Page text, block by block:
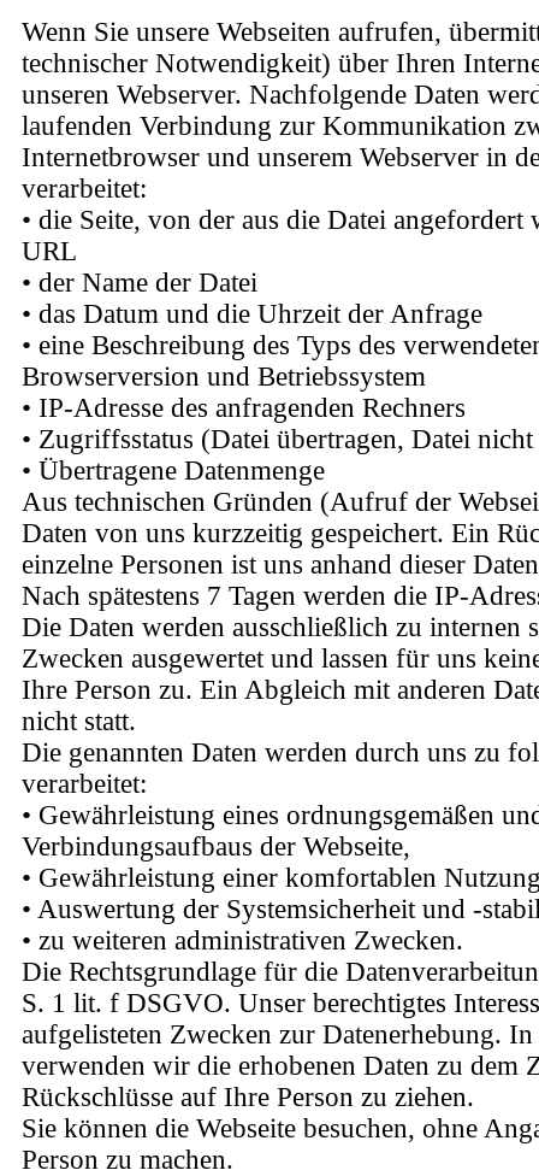
Wenn Sie unsere Webseiten aufrufen,
technischer Notwendigkeit) über Ihren
unseren Webserver. Nachfolgende Daten
laufenden Verbindung zur Kommunikation
Internetbrowser und unserem Webserver in
verarbeitet:
• die Seite, von der aus die Datei angefordert
URL
• der Name der Datei
• das Datum und die Uhrzeit der Anfrage
• eine Beschreibung des Typs des
Browserversion und Betriebssystem
• IP-Adresse des anfragenden Rechners
• Zugriffsstatus (Datei übertragen, Datei
• Übertragene Datenmenge
Aus technischen Gründen (Aufruf der
Daten von uns kurzzeitig gespeichert. Ein
einzelne Personen ist uns anhand dieser
Nach spätestens 7 Tagen werden die IP-
Die Daten werden ausschließlich zu internen
Zwecken ausgewertet und lassen für uns
Ihre Person zu. Ein Abgleich mit anderen
nicht statt.
Die genannten Daten werden durch uns zu
verarbeitet:
• Gewährleistung eines ordnungsgemäßen
Verbindungsaufbaus der Webseite,
• Gewährleistung einer komfortablen
• Auswertung der Systemsicherheit und -
• zu weiteren administrativen Zwecken.
Die Rechtsgrundlage für die
S. 1 lit. f DSGVO. Unser berechtigtes
aufgelisteten Zwecken zur Datenerhebung.
verwenden wir die erhobenen Daten zu dem
Rückschlüsse auf Ihre Person zu ziehen.
Sie können die Webseite besuchen, ohne
Person zu machen.